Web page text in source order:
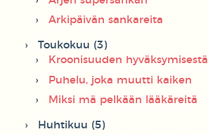
Arkipäivän sankareita
Toukokuu (3)
Kroonisuuden hyväksymisestä
Puhelu, joka muutti kaiken
Miksi mä pelkään lääkäreitä
Huhtikuu (5)